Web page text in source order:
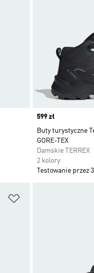
Price
599 zł
Buty turystyczne
GORE-TEX
Damskie TERREX
2 kolory
Testowanie przez